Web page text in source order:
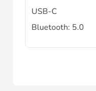
USB-C
Bluetooth: 5.0